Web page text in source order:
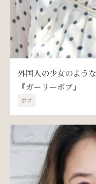
外国人の少女のよう
『ガーリーボブ』
ボブ